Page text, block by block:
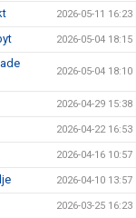
2026-05-11 16:23
2026-05-04 18:15
2026-05-04 18:10
2026-04-29 15:38
2026-04-22 16:53
2026-04-16 10:57
2026-04-10 13:57
2026-03-25 16:23